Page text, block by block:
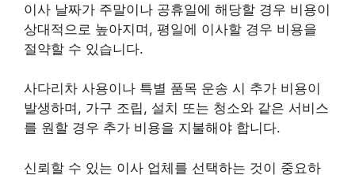
이사 날짜가 주말이나 공휴일에 해당할 경우 비용이
상대적으로 높아지며, 평일에 이사할 경우 비용을
절약할 수 있습니다.
사다리차 사용이나 특별 품목 운송 시 추가 비용이
발생하며, 가구 조립, 설치 또는 청소와 같은 서비스
를 원할 경우 추가 비용을 지불해야 합니다.
신뢰할 수 있는 이사 업체를 선택하는 것이 중요하